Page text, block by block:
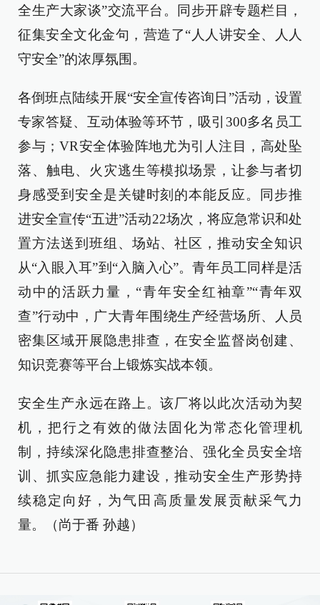
全生产大家谈”交流平台。同步开辟专题栏目，
征集安全文化金句，营造了“人人讲安全、人人
守安全”的浓厚氛围。
各倒班点陆续开展“安全宣传咨询日”活动，设置
专家答疑、互动体验等环节，吸引300多名员工
参与；VR安全体验阵地尤为引人注目，高处坠
落、触电、火灾逃生等模拟场景，让参与者切
身感受到安全是关键时刻的本能反应。同步推
进安全宣传“五进”活动22场次，将应急常识和处
置方法送到班组、场站、社区，推动安全知识
从“入眼入耳”到“入脑入心”。青年员工同样是活
动中的活跃力量，“青年安全红袖章”“青年双
查”行动中，广大青年围绕生产经营场所、人员
密集区域开展隐患排查，在安全监督岗创建、
知识竞赛等平台上锻炼实战本领。
安全生产永远在路上。该厂将以此次活动为契
机，把行之有效的做法固化为常态化管理机
制，持续深化隐患排查整治、强化全员安全培
训、抓实应急能力建设，推动安全生产形势持
续稳定向好，为气田高质量发展贡献采气力
量。（尚于番 孙越）